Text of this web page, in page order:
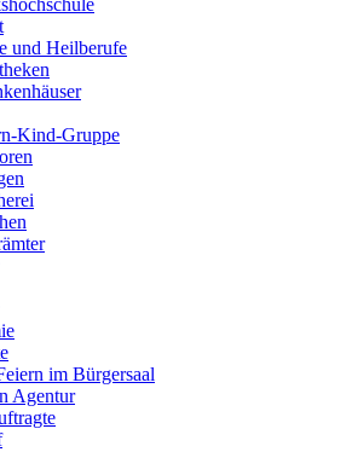
und Heilberufe
Kind-Gruppe
im Bürgersaal
Agentur